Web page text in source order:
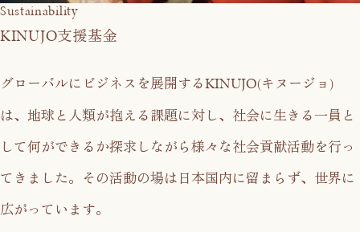
Sustainability
KINUJO支援基金
グローバルにビジネスを展開するKINUJO(キヌージョ)
は、 地球と人類が抱える課題に対し、社会に生きる一員と
して何ができるか探求しながら様々な社会貢献活動を行っ
てきました。
その活動の場は日本国内に留まらず、世界に
広がっています。